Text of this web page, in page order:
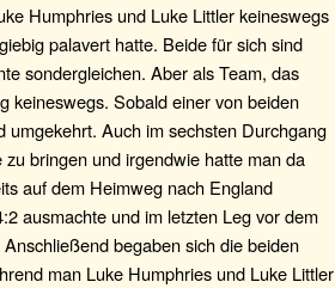
Humphries und Luke Littler keineswegs
palavert hatte. Beide für sich sind
sondergleichen. Aber als Team, das
keineswegs. Sobald einer von beiden
Auch im sechsten Durchgang
bringen und irgendwie hatte man da
auf dem Heimweg nach England
ausmachte und im letzten Leg vor dem
begaben sich die beiden
man Luke Humphries und Luke Littler